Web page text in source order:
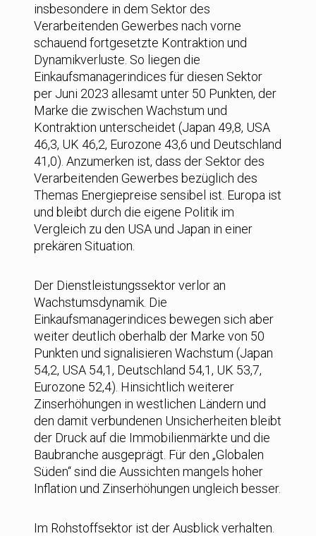
insbesondere in dem Sektor des
Verarbeitenden Gewerbes nach vorne
schauend fortgesetzte Kontraktion und
Dynamikverluste. So liegen die
Einkaufsmanagerindices für diesen Sektor
per Juni 2023 allesamt unter 50 Punkten, der
Marke die zwischen Wachstum und
Kontraktion unterscheidet (Japan 49,8, USA
46,3, UK 46,2, Eurozone 43,6 und Deutschland
41,0). Anzumerken ist, dass der Sektor des
Verarbeitenden Gewerbes bezüglich des
Themas Energiepreise sensibel ist. Europa ist
und bleibt durch die eigene Politik im
Vergleich zu den USA und Japan in einer
prekären Situation.
Der Dienstleistungssektor verlor an
Wachstumsdynamik. Die
Einkaufsmanagerindices bewegen sich aber
weiter deutlich oberhalb der Marke von 50
Punkten und signalisieren Wachstum (Japan
54,2, USA 54,1, Deutschland 54,1, UK 53,7,
Eurozone 52,4). Hinsichtlich weiterer
Zinserhöhungen in westlichen Ländern und
den damit verbundenen Unsicherheiten bleibt
der Druck auf die Immobilienmärkte und die
Baubranche ausgeprägt. Für den „Globalen
Süden“ sind die Aussichten mangels hoher
Inflation und Zinserhöhungen ungleich besser.
Im Rohstoffsektor ist der Ausblick verhalten.